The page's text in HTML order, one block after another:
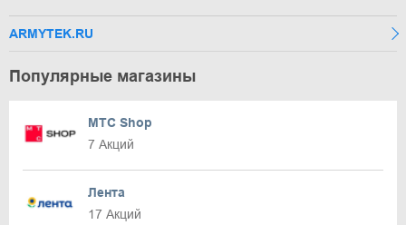
ARMYTEK.RU
Популярные магазины
МТС Shop
7 Акций
Лента
17 Акций